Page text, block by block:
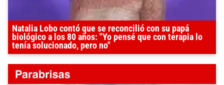
Natalia Lobo contó que se reconcilió con su papá
biológico a los 80 años: "Yo pensé que con terapia lo
tenía solucionado, pero no"